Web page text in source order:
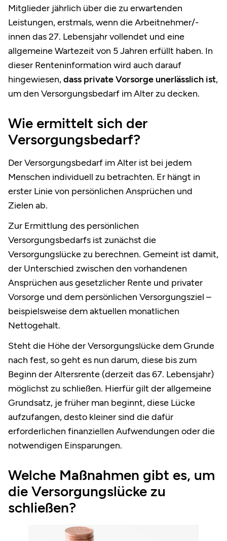
Mitglieder jährlich über die zu erwartenden
Leistungen, erstmals, wenn die Arbeitnehmer/-
innen das 27. Lebensjahr vollendet und eine
allgemeine Wartezeit von 5 Jahren erfüllt haben. In
dieser Renteninformation wird auch darauf
hingewiesen,dass private Vorsorge unerlässlich ist,
um den Versorgungsbedarf im Alter zu decken.
Wie ermittelt sich der
Versorgungsbedarf?
Der Versorgungsbedarf im Alter ist bei jedem
Menschen individuell zu betrachten. Er hängt in
erster Linie von persönlichen Ansprüchen und
Zielen ab.
Zur Ermittlung des persönlichen
Versorgungsbedarfs ist zunächst die
Versorgungslücke zu berechnen. Gemeint ist damit,
der Unterschied zwischen den vorhandenen
Ansprüchen aus gesetzlicher Rente und privater
Vorsorge und dem persönlichen Versorgungsziel –
beispielsweise dem aktuellen monatlichen
Nettogehalt.
Steht die Höhe der Versorgungslücke dem Grunde
nach fest, so geht es nun darum, diese bis zum
Beginn der Altersrente (derzeit das 67. Lebensjahr)
möglichst zu schließen. Hierfür gilt der allgemeine
Grundsatz, je früher man beginnt, diese Lücke
aufzufangen, desto kleiner sind die dafür
erforderlichen finanziellen Aufwendungen oder die
notwendigen Einsparungen.
Welche Maßnahmen gibt es, um
die Versorgungslücke zu
schließen?